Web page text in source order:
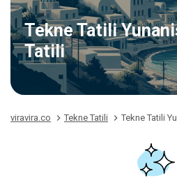
Tekne Tatili
Tatili
viravira.co Tekne Tatili Tekne Tatili